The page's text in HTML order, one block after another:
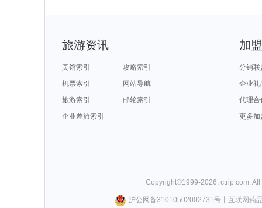
旅游资讯
宾馆索引
攻略索引
机票索引
网站导航
旅游索引
邮轮索引
企业差旅索引
加
分销联
企业礼
代理合
更多加
Copyright©1999-2026, ctrip.com.
沪公网备31010502002731号丨 互联网药